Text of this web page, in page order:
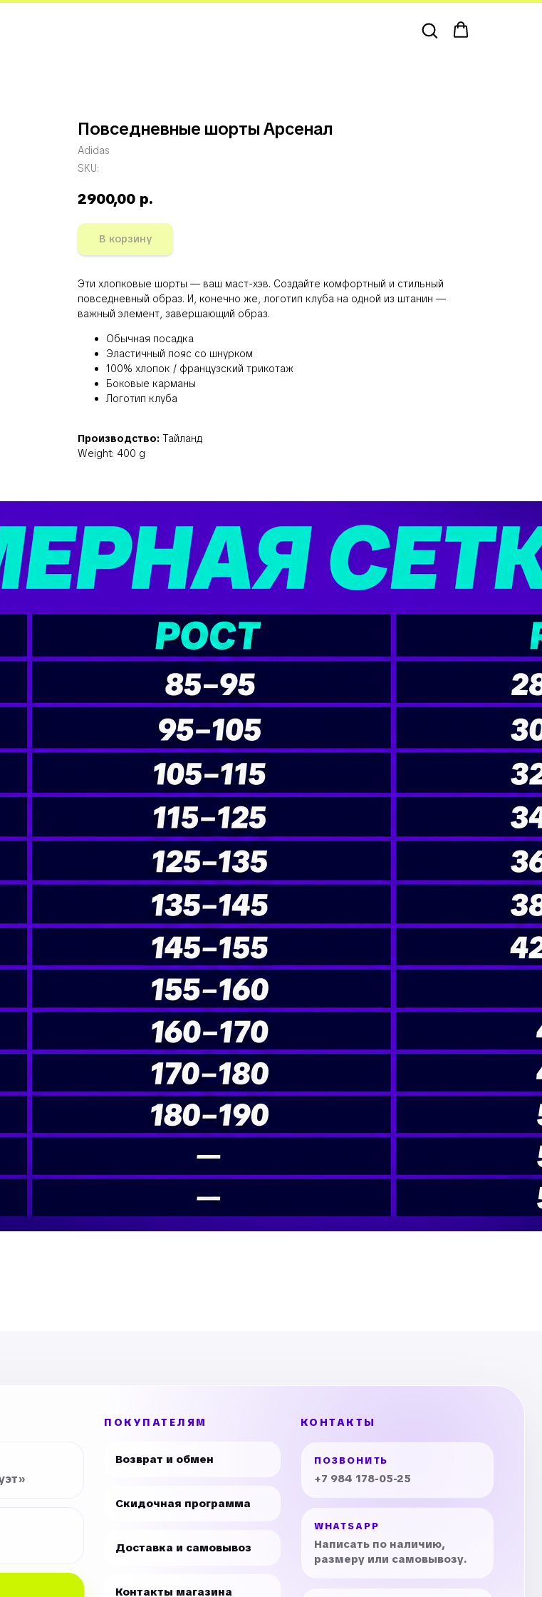
Повседневные шорты Арсенал
Adidas
SKU:
2900,00 р.
В корзину
Эти хлопковые шорты — ваш маст-хэв. Создайте комфортный и стильный
повседневный образ. И, конечно же, логотип клуба на одной из штанин —
важный элемент, завершающий образ.
Обычная посадка
Эластичный пояс со шнурком
100% хлопок / французский трикотаж
Боковые карманы
Логотип клуба
Производство: Тайланд
Weight: 400 g
ПОКУПАТЕЛЯМ
Возврат и обмен
Скидочная программа
Доставка и самовывоз
Контакты магазина
КОНТАКТЫ
ПОЗВОНИТЬ
+7 984 178-05-25
WHATSAPP
Написать по наличию,
размеру или самовывозу.